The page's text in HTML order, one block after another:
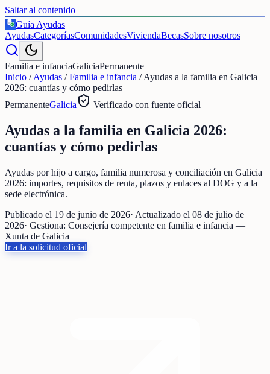
Saltar al contenido
€
Guía Ayudas
AyudasCategoríasComunidadesViviendaBecasSobre nosotros
Familia e infanciaGaliciaPermanente
Inicio /Ayudas /Familia e infancia /Ayudas a la familia en Galicia
2026: cuantías y cómo pedirlas
PermanenteGalicia Verificado con fuente oficial
Ayudas a la familia en Galicia 2026:
cuantías y cómo pedirlas
Ayudas por hijo a cargo, familia numerosa y conciliación en Galicia
2026: importes, requisitos de renta, plazos y enlaces al DOG y a la
sede electrónica.
Publicado el 19 de junio de 2026· Actualizado el 08 de julio de
2026· Gestiona: Consejería competente en familia e infancia —
Xunta de Galicia
Ir a la solicitud oficial